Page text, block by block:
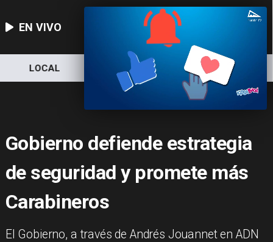
EN VIVO
LOCAL NACIONAL DEPORTES
Gobierno defiende estrategia
de seguridad y promete más
Carabineros
El Gobierno, a través de Andrés Jouannet en ADN